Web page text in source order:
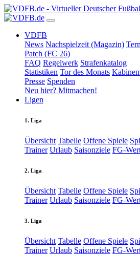
VDFB
News Nachspielzeit (Magazin)
Patch (FC 26)
FAQ Regelwerk Strafenkatalog
Statistiken Tor des Monats
Presse Spenden
Neu hier? Mitmachen!
Ligen
1. Liga
Übersicht Tabelle Offene Spiele
Trainer Urlaub Saisonziele FG-
2. Liga
Übersicht Tabelle Offene Spiele
Trainer Urlaub Saisonziele FG-
3. Liga
Übersicht Tabelle Offene Spiele
Trainer Urlaub Saisonziele FG-